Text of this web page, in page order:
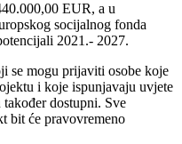
EUR, a u
socijalnog fonda
2021.- 2027.
se mogu prijaviti osobe koje
i koje ispunjavaju uvjete
dostupni. Sve
bit će pravovremeno